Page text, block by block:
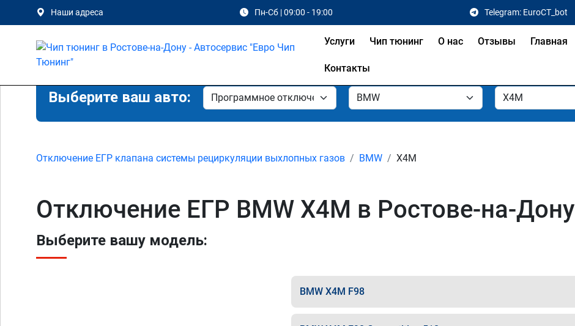
Наши адреса Пн-Сб | 09:00 - 19:00 Telegram: EuroCT_bot
Услуги Чип тюнинг О нас Отзывы Главная
Контакты
Выберите ваш авто:
Отключение ЕГР клапана системы рециркуляции выхлопных газов BMW X4M
Отключение ЕГР BMW X4M в Ростове-на-Дону
Выберите вашу модель:
BMW X4M F98